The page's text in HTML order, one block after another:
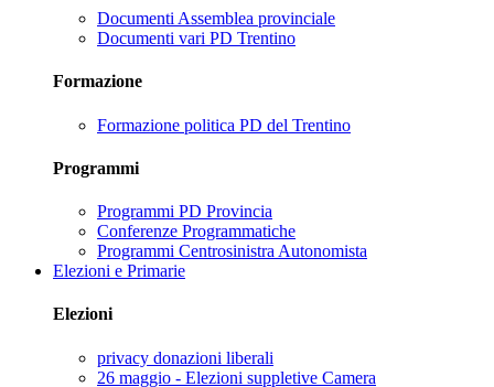
Documenti Assemblea provinciale
Documenti vari PD Trentino
Formazione
Formazione politica PD del Trentino
Programmi
Programmi PD Provincia
Conferenze Programmatiche
Programmi Centrosinistra Autonomista
Elezioni e Primarie
Elezioni
privacy donazioni liberali
26 maggio - Elezioni suppletive Camera